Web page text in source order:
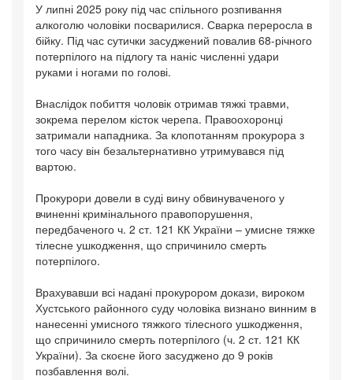
У липні 2025 року під час спільного розпивання
алкоголю чоловіки посварилися. Сварка переросла в
бійку. Під час сутички засуджений повалив 68-річного
потерпілого на підлогу та наніс численні удари
руками і ногами по голові.
Внаслідок побиття чоловік отримав тяжкі травми,
зокрема перелом кісток черепа. Правоохоронці
затримали нападника. За клопотанням прокурора з
того часу він безальтернативно утримувався під
вартою.
Прокурори довели в суді вину обвинуваченого у
вчиненні кримінального правопорушення,
передбаченого ч. 2 ст. 121 КК України – умисне тяжке
тілесне ушкодження, що спричинило смерть
потерпілого.
Врахувавши всі надані прокурором докази, вироком
Хустського районного суду чоловіка визнано винним в
нанесенні умисного тяжкого тілесного ушкодження,
що спричинило смерть потерпілого (ч. 2 ст. 121 КК
України). За скоєне його засуджено до 9 років
позбавлення волі.